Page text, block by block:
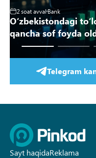
2 soat avval Bank
Oʻzbekistondagi
qancha sof foyda
Telegram
Sayt haqidaReklama